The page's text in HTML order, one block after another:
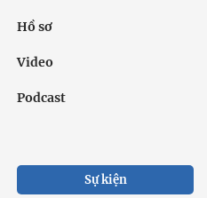
Hồ sơ
Video
Podcast
Sự kiện